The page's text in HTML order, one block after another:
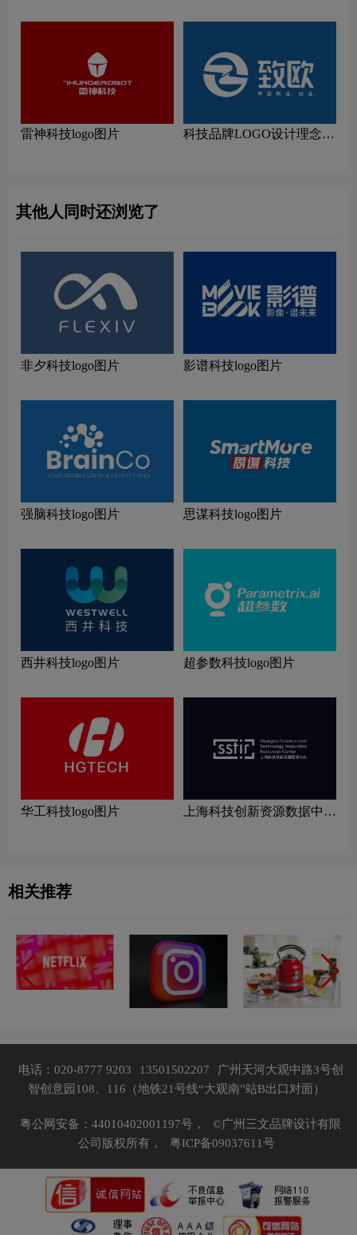
雷神科技logo图片
科技品牌LOGO设计理念解
其他人同时还浏览了
非夕科技logo图片 影谱科技logo图片
强脑科技logo图片 思谋科技logo图片
西井科技logo图片 超参数科技logo图片
华工科技logo图片
上海科技创新资源数据中心
相关推荐
电话：020-8777 9203 13501502207
广州天河大观中路3号创
智创意园108、116（地铁21号线“大观南”站B出口对面）
粤公网安备：44010402001197号，
©广州三文品牌设计有限
公司版权所有，
粤ICP备09037611号